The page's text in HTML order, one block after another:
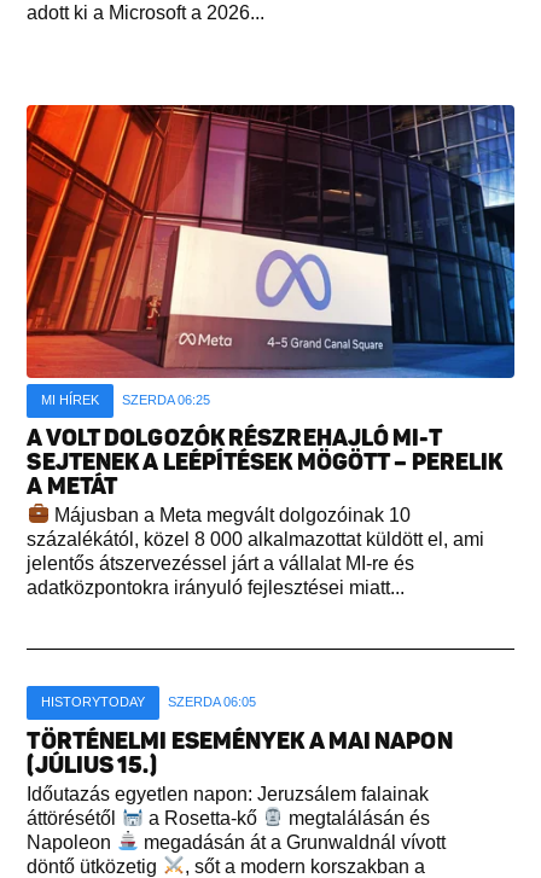
adott ki a Microsoft a 2026...
MI HÍREK SZERDA 06:25
A VOLT DOLGOZÓK RÉSZREHAJLÓ MI-T
SEJTENEK A LEÉPÍTÉSEK MÖGÖTT – PERELIK
A METÁT
Májusban a Meta megvált dolgozóinak 10
százalékától, közel 8 000 alkalmazottat küldött el, ami
jelentős átszervezéssel járt a vállalat MI-re és
adatközpontokra irányuló fejlesztései miatt...
HISTORYTODAY SZERDA 06:05
TÖRTÉNELMI ESEMÉNYEK A MAI NAPON
(JÚLIUS 15.)
Időutazás egyetlen napon: Jeruzsálem falainak
áttörésétől
a Rosetta-kő
megtalálásán és
Napoleon
megadásán át a Grunwaldnál vívott
döntő ütközetig
, sőt a modern korszakban a